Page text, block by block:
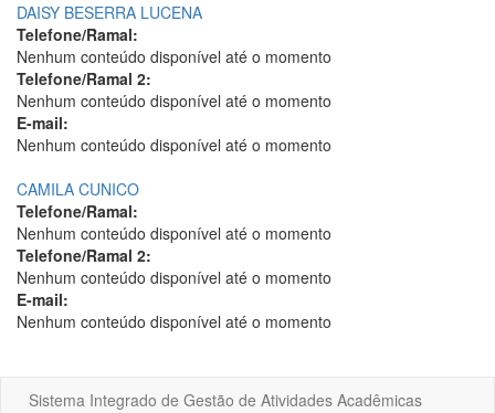
DAISY BESERRA LUCENA
Telefone/Ramal:
Nenhum conteúdo disponível até o momento
Telefone/Ramal 2:
Nenhum conteúdo disponível até o momento
E-mail:
Nenhum conteúdo disponível até o momento
CAMILA CUNICO
Telefone/Ramal:
Nenhum conteúdo disponível até o momento
Telefone/Ramal 2:
Nenhum conteúdo disponível até o momento
E-mail:
Nenhum conteúdo disponível até o momento
Sistema Integrado de Gestão de Atividades Acadêmicas